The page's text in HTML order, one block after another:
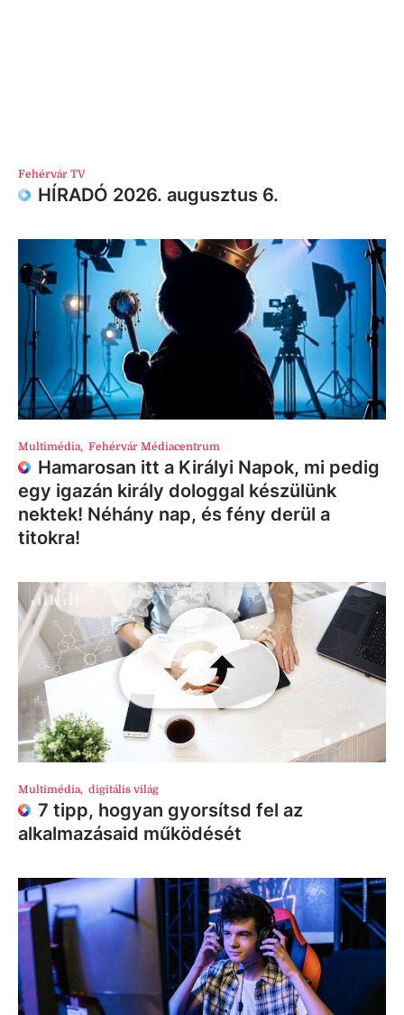
Fehérvár TV
HÍRADÓ 2026. augusztus 6.
Multimédia, Fehérvár Médiacentrum
Hamarosan itt a Királyi Napok, mi pedig
egy igazán király dologgal készülünk
nektek! Néhány nap, és fény derül a
titokra!
Multimédia, digitális világ
7 tipp, hogyan gyorsítsd fel az
alkalmazásaid működését